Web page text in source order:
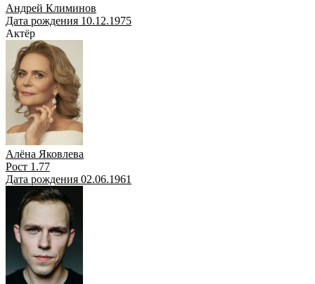
Андрей Климинов
Дата рождения 10.12.1975
Актёр
Алёна Яковлева
Рост 1.77
Дата рождения 02.06.1961